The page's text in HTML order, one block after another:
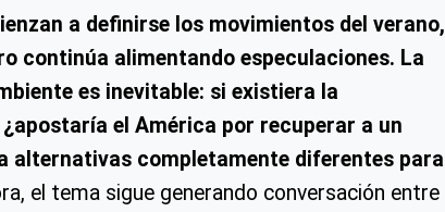
a definirse los movimientos del verano,
continúa alimentando especulaciones. La
es inevitable: si existiera la
el América por recuperar a un
alternativas completamente diferentes para
el tema sigue generando conversación entre